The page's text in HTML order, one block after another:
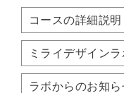
コースの詳細説明
ミライデザイン
ラボからのお知ら